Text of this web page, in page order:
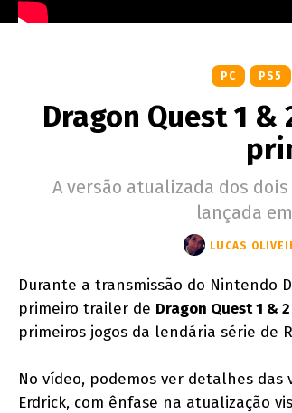
PC PS5
Dragon Quest 1 &
A versão atualizada dos
lançada
LUCAS
Durante a transmissão do Nintendo
primeiro trailer de Dragon Quest 1 &
primeiros jogos da lendária série de
No vídeo, podemos ver detalhes
Erdrick, com ênfase na atualização